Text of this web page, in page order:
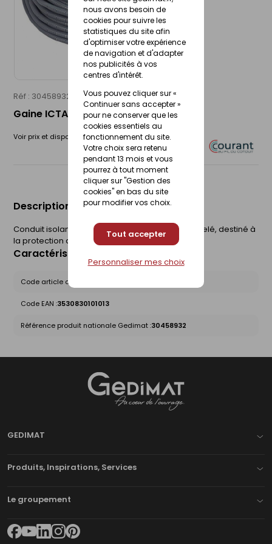
nous avons besoin de
cookies pour suivre les
statistiques du site afin
d'optimiser votre expérience
de navigation et d'adapter
nos publicités à vos
centres d'intérêt.
Vous pouvez cliquer sur «
Continuer sans accepter »
pour ne conserver que les
cookies essentiels au
fonctionnement du site.
Votre choix sera retenu
pendant 13 mois et vous
pourrez à tout moment
cliquer sur "Gestion des
cookies" en bas du site
pour modifier vos choix.
Tout accepter
Personnaliser mes choix
Réf : 30458932 COURANT
Gaine ICTA Ø16MM 100ML
Voir prix et disponibilité en magasin
Description du produit
Conduit isolant, cintrable, transversalement annelé, destiné à
la protection des câbles électriques.
Caractéristiques du produit
Code article chez le fournisseur :
Code EAN :3530830101013
Référence produit nationale Gedimat :30458932
GEDIMAT
Produits, Inspirations, Services
Le groupement